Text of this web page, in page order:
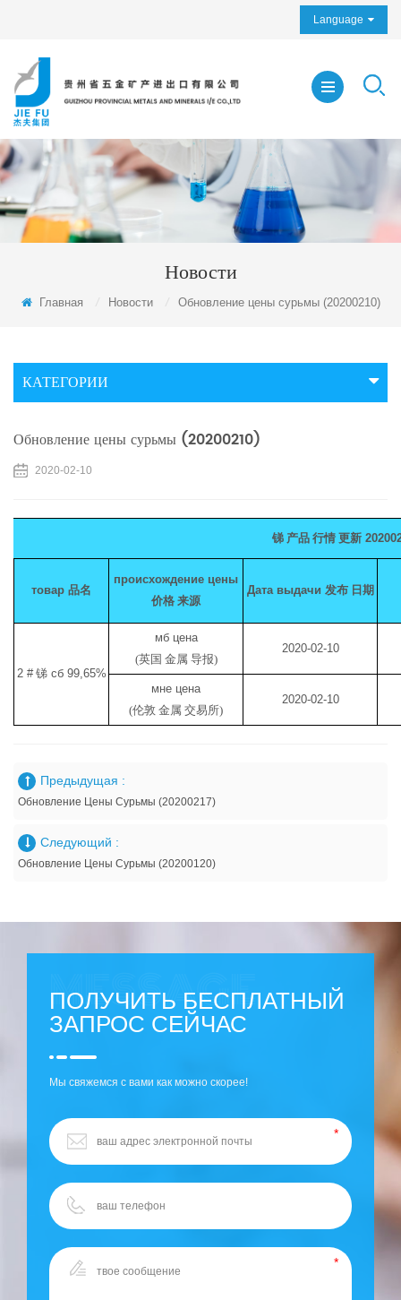
Language
Новости
Главная Новости Обновление цены сурьмы (20200210)
КАТЕГОРИИ
Обновление цены сурьмы (20200210)
2020-02-10
锑 产品 行情 更新
товар 品名
происхождение цены
价格 来源
Дата выдачи 发布 日期
2 #锑 сб 99,65%
мб цена
(英国 金属 导报)
2020-02-10
мне цена
(伦敦 金属 交易所)
2020-02-10
Предыдущая :
Обновление Цены Сурьмы (20200217)
Следующий :
Обновление Цены Сурьмы (20200120)
ПОЛУЧИТЬ БЕСПЛАТНЫЙ
ЗАПРОС СЕЙЧАС
Мы свяжемся с вами как можно скорее!